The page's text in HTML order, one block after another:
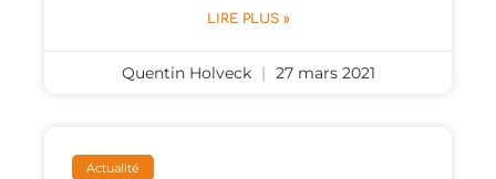
LIRE PLUS »
Quentin Holveck 27 mars 2021
Actualité